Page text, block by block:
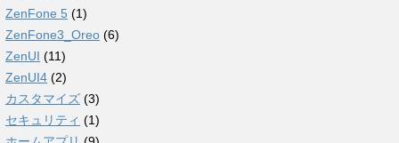
ZenFone 5 (1)
ZenFone3_Oreo (6)
ZenUI (11)
ZenUI4 (2)
カスタマイズ (3)
セキュリティ (1)